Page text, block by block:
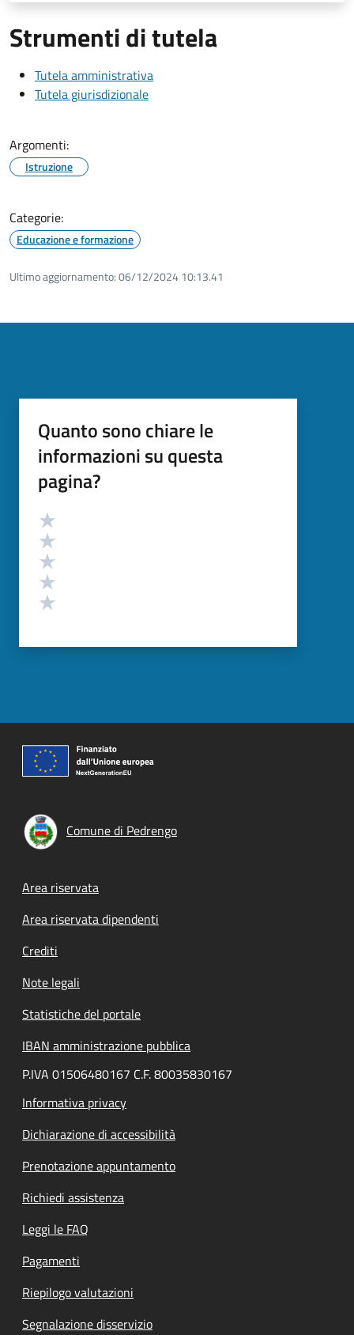
Strumenti di tutela
Tutela amministrativa
Tutela giurisdizionale
Argomenti:
Istruzione
Categorie:
Educazione e formazione
Ultimo aggiornamento:06/12/2024 10:13.41
Quanto sono chiare le
informazioni su questa
pagina?
Valutazione
Comune di Pedrengo
Footer menu
Area riservata
Area riservata dipendenti
Crediti
Note legali
Statistiche del portale
IBAN amministrazione pubblica
P.IVA 01506480167 C.F. 80035830167
Informativa privacy
Dichiarazione di accessibilità
Prenotazione appuntamento
Richiedi assistenza
Leggi le FAQ
Pagamenti
Riepilogo valutazioni
Segnalazione disservizio